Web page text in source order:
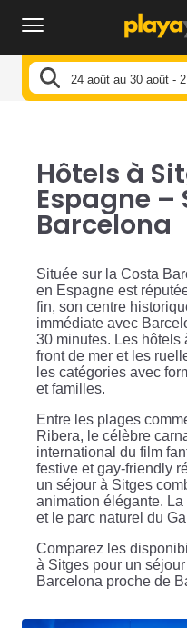
24 août au 30 août -
Hôtels à
Espagne –
Barcelona
Située sur la Costa
en Espagne est
fin, son centre
immédiate avec
30 minutes. Les hôtels
front de mer et les
les catégories avec
et familles.
Entre les plages
Ribera, le célèbre
international du film
festive et gay-friendly
un séjour à Sitges
animation élégante.
et le parc naturel du
Comparez les
à Sitges pour un
Barcelona proche de